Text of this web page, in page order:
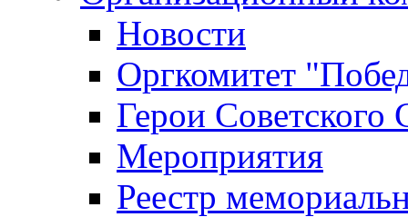
Новости
Оргкомитет
Герои Советского
Мероприятия
Реестр